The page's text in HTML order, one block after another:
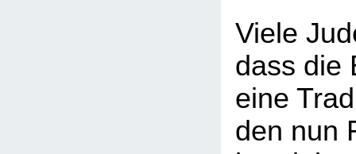
Viele
dass die
eine
den nun